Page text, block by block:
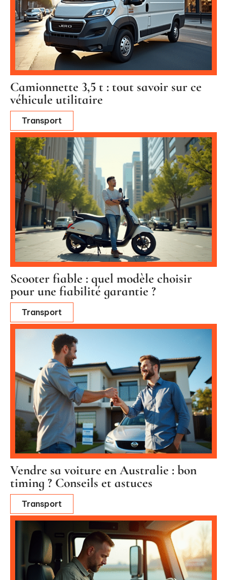
Camionnette 3,5 t : tout savoir sur ce
véhicule utilitaire
Transport
Scooter fiable : quel modèle choisir
pour une fiabilité garantie ?
Transport
Vendre sa voiture en Australie : bon
timing ? Conseils et astuces
Transport